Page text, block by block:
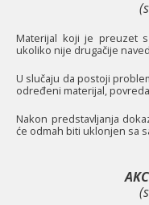
Materijal koji je preuzet
ukoliko nije drugačije
U slučaju da postoji
određeni materijal,
Nakon predstavljanja
će odmah biti uklonjen sa